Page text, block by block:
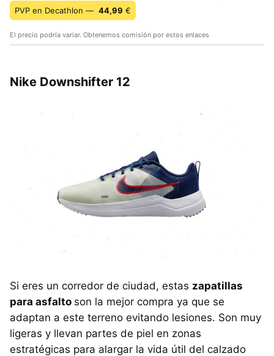
PVP en Decathlon — 44,99 €
El precio podría variar. Obtenemos comisión por estos enlaces
Nike Downshifter 12
Si eres un corredor de ciudad, estas zapatillas
para asfalto son la mejor compra ya que se
adaptan a este terreno evitando lesiones. Son muy
ligeras y llevan partes de piel en zonas
estratégicas para alargar la vida útil del calzado